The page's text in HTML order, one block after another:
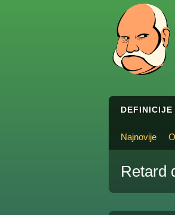
DEFINICIJE
Najnovije
Retard